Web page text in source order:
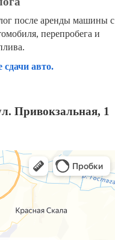
после аренды машины с
перепробега и
сдачи авто.
1